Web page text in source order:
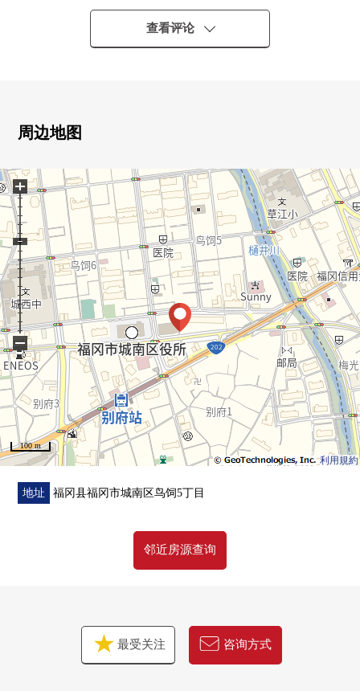
○ 全年收入：45万7200日元
※现行回报率是对销售价格的年的现行的租金收入的比
※现行的年租金在现租金的基础上计算了。
西。
查看评论
周边地图
利用規約
100 m
+
−
地址 福冈县福冈市城南区鸟饲5丁目
邻近房源查询
最受关注 咨询方式